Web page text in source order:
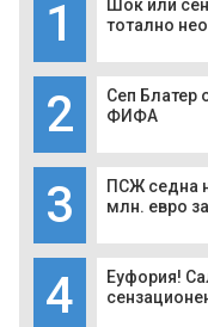
1
Шок или
тотално
2
Сеп Блатер
ФИФА
3
ПСЖ седна
млн. евро
4
Еуфория!